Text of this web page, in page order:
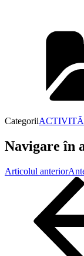
Categorii
Navigare în
Articolul anterior